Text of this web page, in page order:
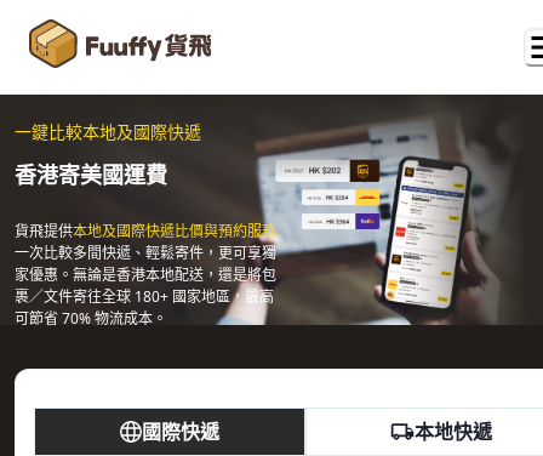
一鍵比較本地及國際快遞
香港寄美國運費
貨飛提供本地及國際快遞比價與預約服務
一次比較多間快遞、輕鬆寄件，更可享獨
家優惠。無論是香港本地配送，還是將包
裹／文件寄往全球 180+ 國家地區，最高
可節省 70% 物流成本。
國際快遞 本地快遞